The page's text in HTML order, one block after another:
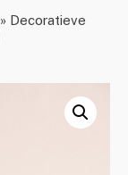
» Decoratieve